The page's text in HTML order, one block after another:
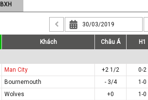
BXH
Khách Châu Á H1
Man City +2 1/2
0-2
Bournemouth - 3/4
1-0
Wolves +0
1-0